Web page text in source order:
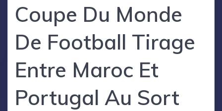
Coupe Du Monde
De Football Tirage
Entre Maroc Et
Portugal Au Sort